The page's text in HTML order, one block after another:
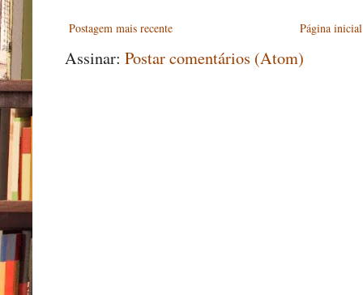
Postagem mais recente Página inicial
Assinar: Postar comentários (Atom)